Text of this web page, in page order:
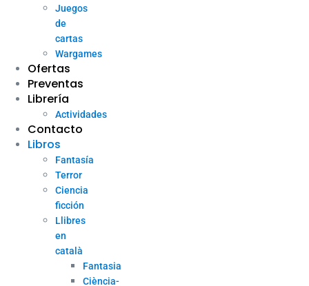
Juegos
de
cartas
Wargames
Ofertas
Preventas
Librería
Actividades
Contacto
Libros
Fantasía
Terror
Ciencia
ficción
Llibres
en
català
Fantasia
Ciència-